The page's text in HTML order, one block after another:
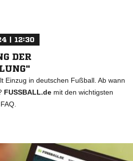
| 12:30
DER
Einzug in deutschen Fußball. Ab wann
FUSSBALL.de mit den wichtigsten